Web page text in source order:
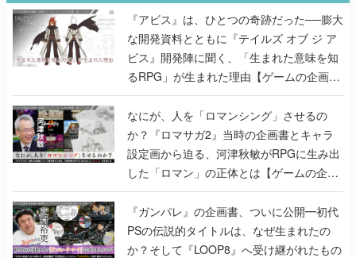
『アビス』は、ひとつの奇跡だった──膨大
な開発資料とともに『テイルズ オブ ジ ア
ビス』開発陣に聞く、「生まれた意味を知
るRPG」が生まれた理由【ゲームの企画
書】
なにが、人を「ロマンシング」させるの
か？『ロマサガ2』当時の企画書とキャラ
設定画から迫る、河津秋敏がRPGに生み出
した「ロマン」の正体とは【ゲームの企画
書】
『ガンパレ』の企画書、ついに公開━初代
PSの伝説的タイトルは、なぜ生まれたの
か？そして『LOOP8』へ受け継がれたもの